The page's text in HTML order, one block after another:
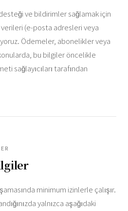
ve bildirimler sağlamak için
verileri (e-posta adresleri veya
Ödemeler, abonelikler veya
bu bilgiler öncelikle
sağlayıcıları tarafından
minimum izinlerle çalışır.
yalnızca aşağıdaki